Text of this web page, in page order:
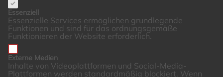
Essenziell
Essenzielle Services ermöglichen grundlegende
Funktionen und sind für das ordnungsgemäße
Funktionieren der Website erforderlich.
Externe Medien
Inhalte von Videoplattformen und Social-Media-
Plattformen werden standardmäßig blockiert. Wenn